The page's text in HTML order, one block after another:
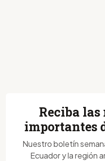
Reciba
importantes
Nuestro boletín
Ecuador y la región